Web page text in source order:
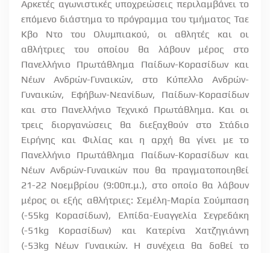
Αρκετές αγωνιστικές υποχρεώσεις περιλαμβάνει το
επόμενο διάστημα το πρόγραμμα του τμήματος Ταε
Κβο Ντο του Ολυμπιακού, οι αθλητές και οι
αθλήτριες του οποίου θα λάβουν μέρος στο
Πανελλήνιο Πρωτάθλημα Παίδων-Κορασίδων και
Νέων Ανδρών-Γυναικών, στο Κύπελλο Ανδρών-
Γυναικών, Εφήβων-Νεανίδων, Παίδων-Κορασίδων
και στο Πανελλήνιο Τεχνικό Πρωτάθλημα. Και οι
τρεις διοργανώσεις θα διεξαχθούν στο Στάδιο
Ειρήνης και Φιλίας και η αρχή θα γίνει με το
Πανελλήνιο Πρωτάθλημα Παίδων-Κορασίδων και
Νέων Ανδρών-Γυναικών που θα πραγματοποιηθεί
21-22 Νοεμβρίου (9:00π.μ.), στο οποίο θα λάβουν
μέρος οι εξής αθλήτριες: Σεμέλη-Μαρία Σούμπαση
(-55kg Koρασίδων), Ελπίδα-Ευαγγελία Σεγρεδάκη
(-51kg Koρασίδων) και Κατερίνα Χατζηγιάννη
(-53kg Νέων Γυναικών. Η συνέχεια θα δοθεί το